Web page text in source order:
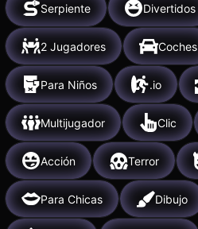
Serpiente Divertidos
2 Jugadores Coches
Para Niños .io
Multijugador Clic
Acción Terror
Para Chicas Dibujo